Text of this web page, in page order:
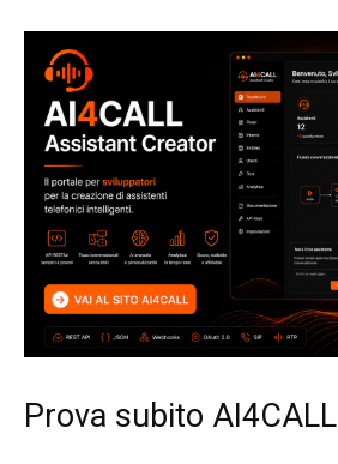
Prova subito AI4CALL